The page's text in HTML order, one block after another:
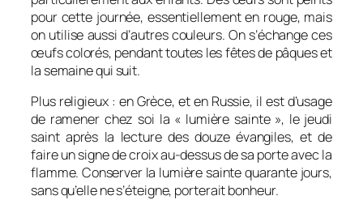
pour cette journée, essentiellement en rouge, mais
on utilise aussi d’autres couleurs. On s’échange ces
œufs colorés, pendant toutes les fêtes de pâques et
la semaine qui suit.
Plus religieux : en Grèce, et en Russie, il est d’usage
de ramener chez soi la « lumière sainte », le jeudi
saint après la lecture des douze évangiles, et de
faire un signe de croix au-dessus de sa porte avec la
flamme. Conserver la lumière sainte quarante jours,
sans qu’elle ne s’éteigne, porterait bonheur.